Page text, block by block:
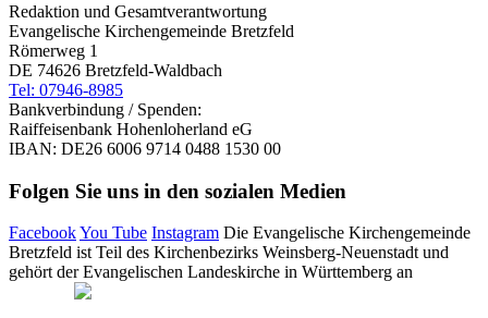
Redaktion und Gesamtverantwortung
Evangelische Kirchengemeinde Bretzfeld
Römerweg 1
DE 74626 Bretzfeld-Waldbach
Tel: 07946-8985
Bankverbindung / Spenden:
Raiffeisenbank Hohenloherland eG
IBAN: DE26 6006 9714 0488 1530 00
Folgen Sie uns in den sozialen Medien
FacebookYou Tube Instagram Die Evangelische Kirchengemeinde
Bretzfeld ist Teil des Kirchenbezirks Weinsberg-Neuenstadt und
gehört der Evangelischen Landeskirche in Württemberg an